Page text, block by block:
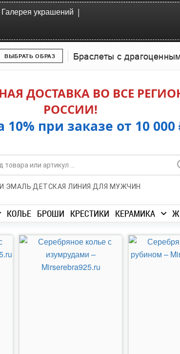
Галерея украшений |
ВЫБРАТЬ ОБРАЗ Браслеты с
ДОСТАВКА ВО ВСЕ
РОССИИ!
10% при заказе от 10 000
|ЭМАЛЬ|ДЕТСКАЯ ЛИНИЯ |ДЛЯ МУЖЧИН
КОЛЬЕ БРОШИ КРЕСТИКИ КЕРАМИКА